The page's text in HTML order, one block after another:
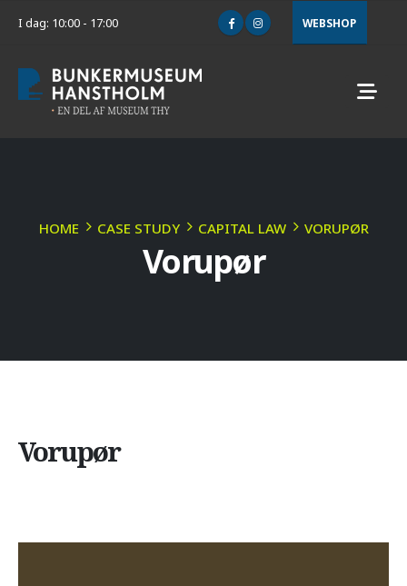
I dag: 10:00 - 17:00 WEBSHOP
HOME CASE STUDY CAPITAL LAW VORUPØR
Vorupør
Vorupør